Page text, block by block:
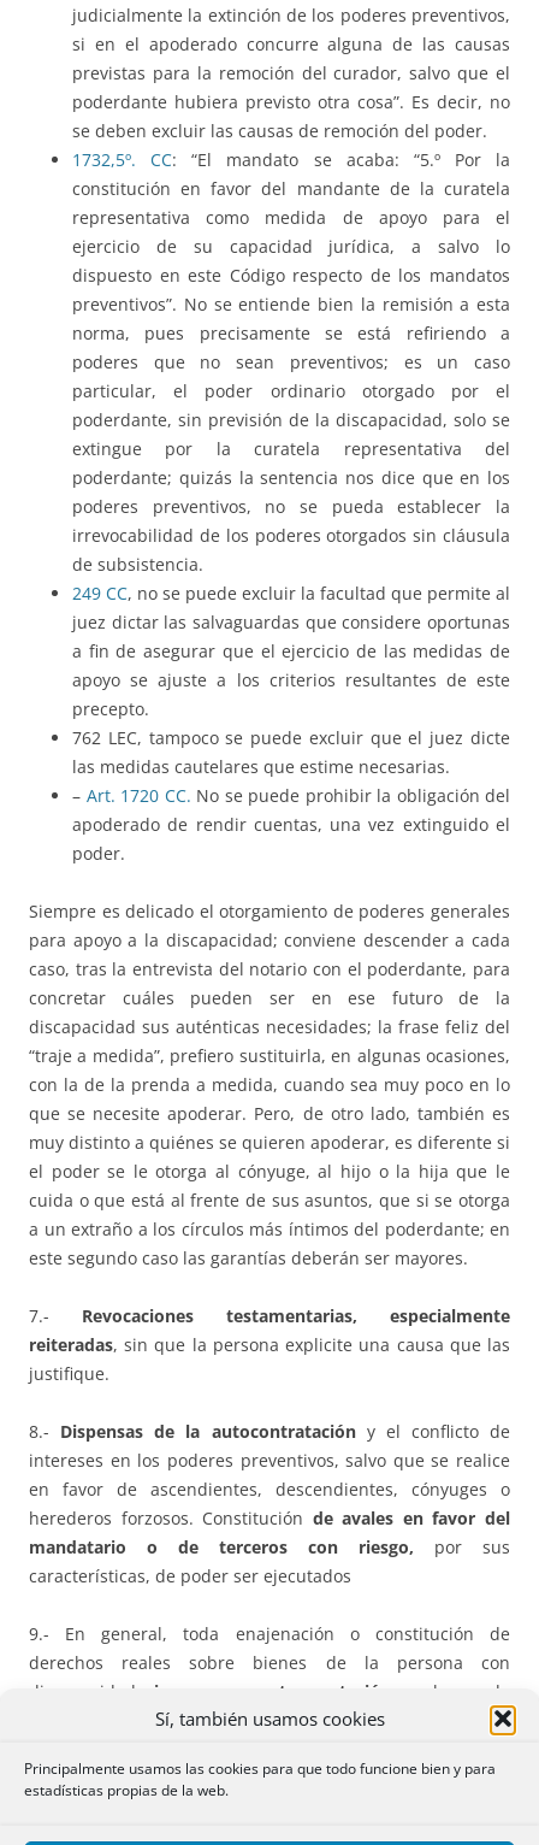
Sí, también usamos cookies
Principalmente usamos las cookies para que todo funcione bien y para
estadísticas propias de la web.
judicialmente la extinción de los poderes preventivos,
si en el apoderado concurre alguna de las causas
previstas para la remoción del curador, salvo que el
poderdante hubiera previsto otra cosa”. Es decir, no
se deben excluir las causas de remoción del poder.
1732,5º. CC: “El mandato se acaba: “5.º Por la
constitución en favor del mandante de la curatela
representativa como medida de apoyo para el
ejercicio de su capacidad jurídica, a salvo lo
dispuesto en este Código respecto de los mandatos
preventivos”. No se entiende bien la remisión a esta
norma, pues precisamente se está refiriendo a
poderes que no sean preventivos; es un caso
particular, el poder ordinario otorgado por el
poderdante, sin previsión de la discapacidad, solo se
extingue por la curatela representativa del
poderdante; quizás la sentencia nos dice que en los
poderes preventivos, no se pueda establecer la
irrevocabilidad de los poderes otorgados sin cláusula
de subsistencia.
249 CC, no se puede excluir la facultad que permite al
juez dictar las salvaguardas que considere oportunas
a fin de asegurar que el ejercicio de las medidas de
apoyo se ajuste a los criterios resultantes de este
precepto.
762 LEC, tampoco se puede excluir que el juez dicte
las medidas cautelares que estime necesarias.
– Art. 1720 CC. No se puede prohibir la obligación del
apoderado de rendir cuentas, una vez extinguido el
poder.
Siempre es delicado el otorgamiento de poderes generales
para apoyo a la discapacidad; conviene descender a cada
caso, tras la entrevista del notario con el poderdante, para
concretar cuáles pueden ser en ese futuro de la
discapacidad sus auténticas necesidades; la frase feliz del
“traje a medida”, prefiero sustituirla, en algunas ocasiones,
con la de la prenda a medida, cuando sea muy poco en lo
que se necesite apoderar. Pero, de otro lado, también es
muy distinto a quiénes se quieren apoderar, es diferente si
el poder se le otorga al cónyuge, al hijo o la hija que le
cuida o que está al frente de sus asuntos, que si se otorga
a un extraño a los círculos más íntimos del poderdante; en
este segundo caso las garantías deberán ser mayores.
7.- Revocaciones testamentarias, especialmente
reiteradas, sin que la persona explicite una causa que las
justifique.
8.- Dispensas de la autocontratación y el conflicto de
intereses en los poderes preventivos, salvo que se realice
en favor de ascendientes, descendientes, cónyuges o
herederos forzosos. Constitución de avales en favor del
mandatario o de terceros con riesgo, por sus
características, de poder ser ejecutados
9.- En general, toda enajenación o constitución de
derechos reales sobre bienes de la persona con
discapacidad
sin pago o contraprestación
, o abarcando
todo el patrimonio de una persona o la vivienda habitual, a
cualquier persona; o cuando el pago quede aplazado en
acredite el medio de pago en al menos el 80% de su